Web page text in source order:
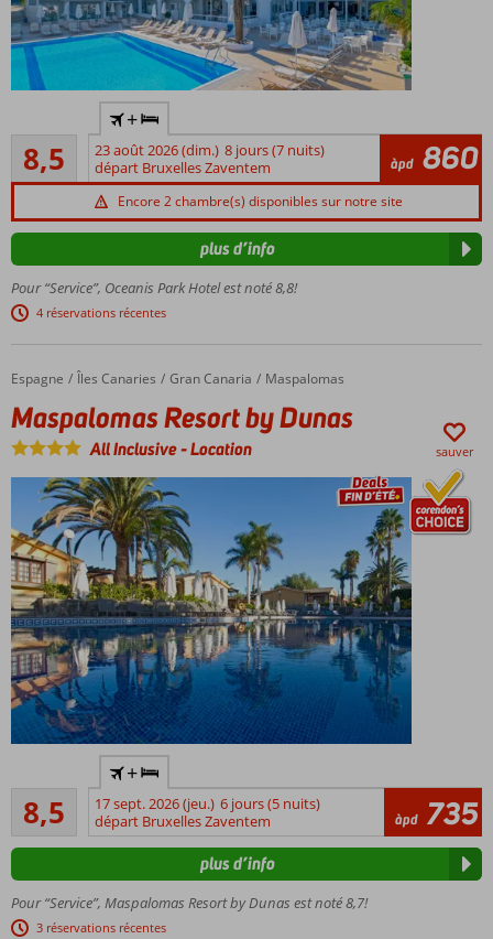
Hébergement
certificat de
durabilité
reconnu par
Près
de la
plage
et du
d'Ixia
Restaurants
accessibles
à pied
buffet
avec show
cooking
Séjournez
en
formule
Tout
Inclus
8,5
Recommandé
762
commentaires
+
23 août 2026 (dim.) 8 jours (7 nuits)
départ Bruxelles Zaventem
àpd 860
Encore 2 chambre(s) disponibles sur notre site
Pour “Service”, Oceanis Park Hotel est noté 8,8!
4 réservations récentes
plus d’info
Accueil
Espagne Îles Canaries Gran Canaria Maspalomas
Maspalomas Resort by Dunas
Maspalomas Resort by Dunas
All Inclusive-Location sauver
Hébergement
certificat de
durabilité
reconnu par
Station
balnéaire
8,5
Recommandé
1374
commentaires
+
17 sept. 2026 (jeu.) 6 jours (5 nuits)
départ Bruxelles Zaventem
àpd 735
Pour “Service”, Maspalomas Resort by Dunas est noté 8,7!
3 réservations récentes
plus d’info